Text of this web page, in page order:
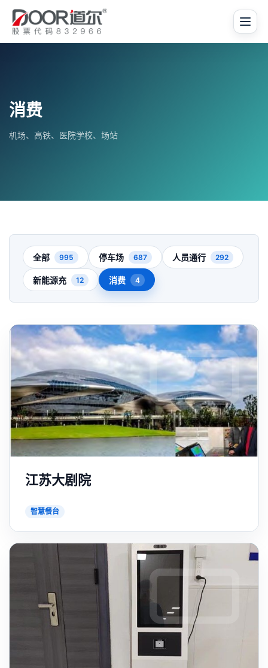
消费
机场、高铁、医院学校、场站
全部 995 停车场 687 人员通行 292
新能源充 12 消费 4
江苏大剧院
智慧餐台